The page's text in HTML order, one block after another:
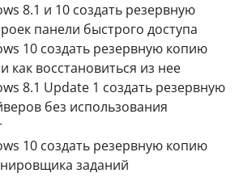
8.1 и 10 создать резервную
панели быстрого доступа
10 создать резервную копию
как восстановиться из нее
8.1 Updаte 1 создать резервную
без использования
10 создать резервную копию
заданий